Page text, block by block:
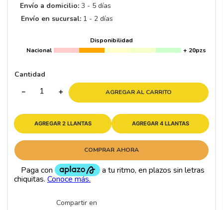
Envío a domicilio: 3 - 5 días
Envío en sucursal: 1 - 2 días
Disponibilidad
Nacional
+ 20pzs
Cantidad
＋
－ AGREGAR AL CARRITO
AGREGAR 2 LLANTAS AGREGAR 4 LLANTAS
COMPRAR AHORA
Compartir en